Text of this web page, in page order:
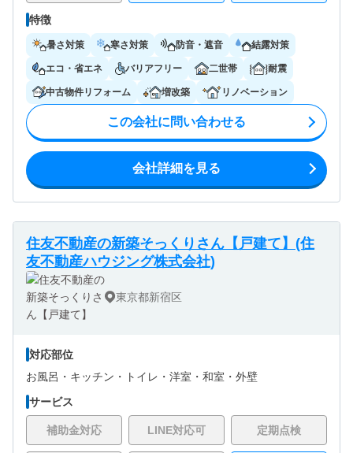
特徴
暑さ対策 寒さ対策 防音・遮音 結露対策
エコ・省エネ バリアフリー 二世帯 耐震
中古物件リフォーム 増改築 リノベーション
この会社に問い合わせる
会社詳細を見る
住友不動産の新築そっくりさん【戸建て】(住
友不動産ハウジング株式会社)
東京都新宿区
対応部位
お風呂・ キッチン・ トイレ・ 洋室・ 和室・ 外壁
サービス
補助金対応 LINE対応可 定期点検